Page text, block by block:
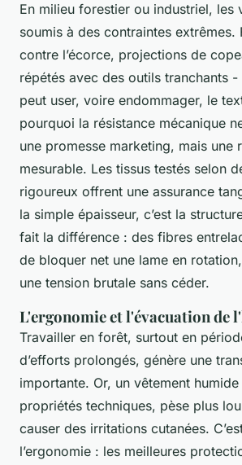
En milieu forestier ou industriel, les
soumis à des contraintes extrêmes.
contre l’écorce, projections de
répétés avec des outils tranchants
peut user, voire endommager, le
pourquoi la résistance mécanique
une promesse marketing, mais une
mesurable. Les tissus testés selon
rigoureux offrent une assurance
la simple épaisseur, c’est la
fait la différence : des fibres
de bloquer net une lame en
une tension brutale sans céder.
L'ergonomie et l'évacuation de
Travailler en forêt, surtout en
d’efforts prolongés, génère une
importante. Or, un vêtement
propriétés techniques, pèse plus
causer des irritations cutanées.
l’ergonomie : les meilleures